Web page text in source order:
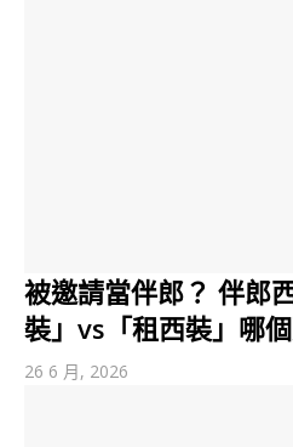
被邀請當伴郎？ 伴郎
裝」vs「租西裝」哪
26 6 月, 2026